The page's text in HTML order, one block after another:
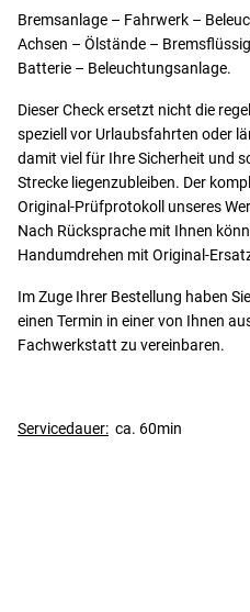
Bremsanlage – Fahrwerk –
Achsen – Ölstände –
Batterie – Beleuchtungsanlage.
Dieser Check ersetzt nicht die
speziell vor Urlaubsfahrten oder
damit viel für Ihre Sicherheit und
Strecke liegenzubleiben. Der
Original-Prüfprotokoll unseres
Nach Rücksprache mit Ihnen
Handumdrehen mit Original-
Im Zuge Ihrer Bestellung haben
einen Termin in einer von Ihnen
Fachwerkstatt zu vereinbaren.
Servicedauer: ca. 60min